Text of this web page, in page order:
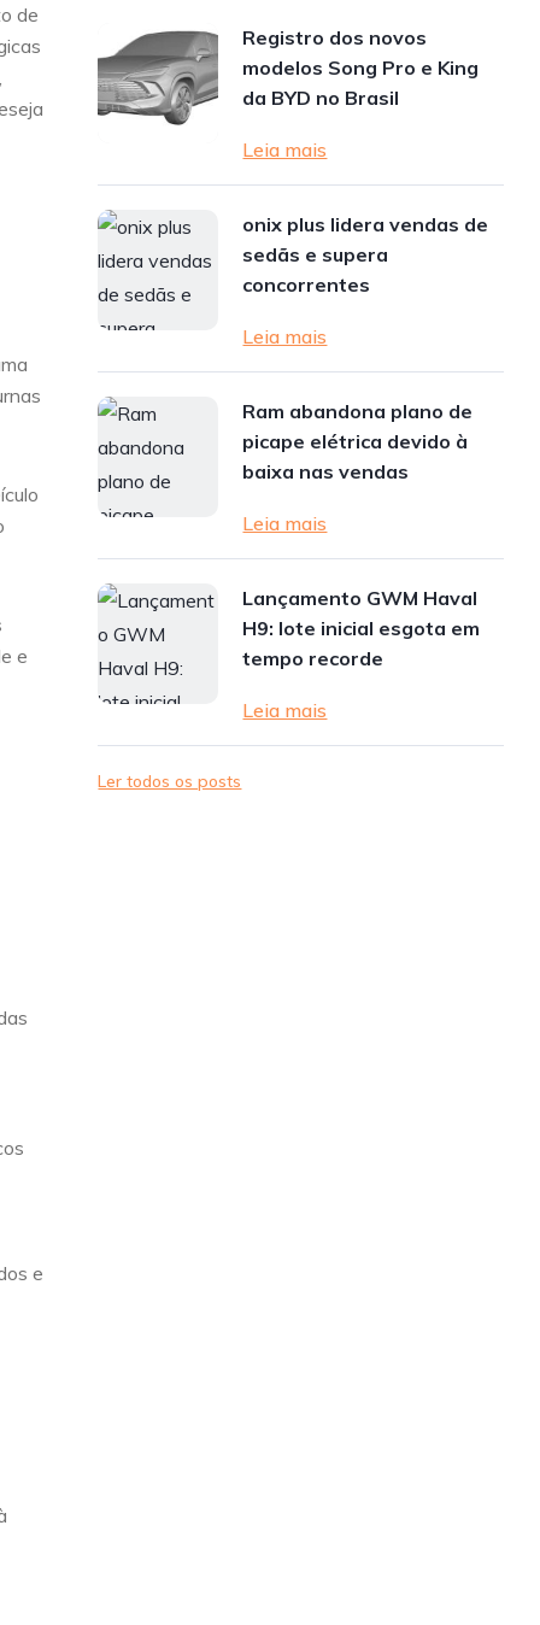
de
e
e
Registro dos novos
modelos Song Pro e King
da BYD no Brasil
Leia mais
onix plus lidera vendas de
sedãs e supera
concorrentes
Leia mais
Ram abandona plano de
picape elétrica devido à
baixa nas vendas
Leia mais
Lançamento GWM Haval
H9: lote inicial esgota em
tempo recorde
Leia mais
Ler todos os posts